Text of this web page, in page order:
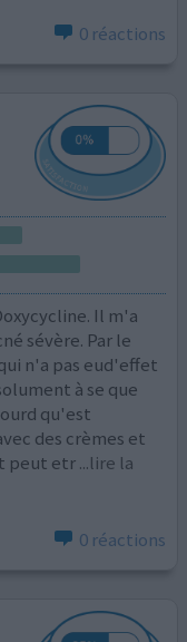
0 réactions
Il m'a
sévère. Par le
n'a pas eud'effet
à se que
qu'est
des crèmes et
peut etr...lire la
0 réactions